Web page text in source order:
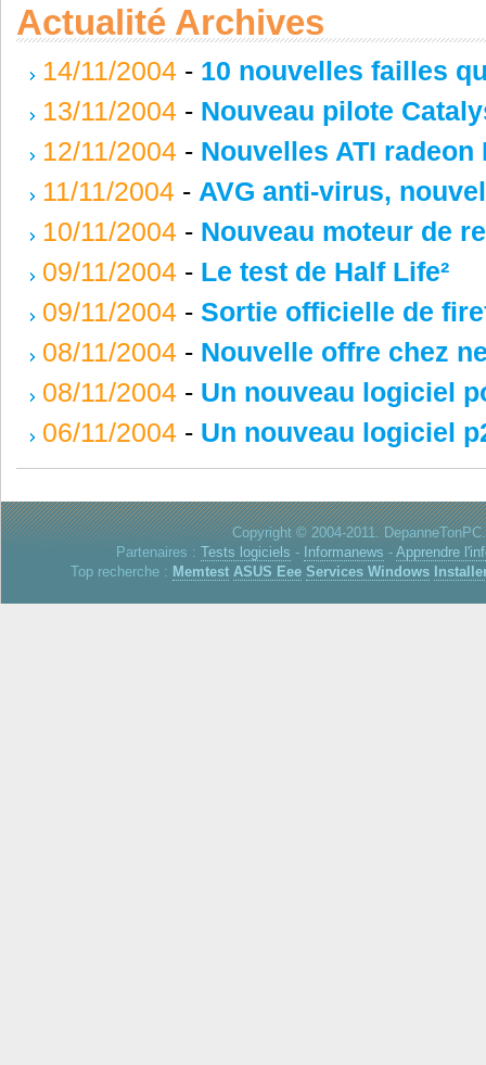
Actualité Archives
14/11/2004- 10 nouvelles failles
13/11/2004- Nouveau pilote
12/11/2004- Nouvelles ATI radeon
11/11/2004- AVG anti-virus,
10/11/2004- Nouveau moteur de
09/11/2004- Le test de Half Life²
09/11/2004- Sortie officielle de
08/11/2004- Nouvelle offre chez
08/11/2004- Un nouveau logiciel
06/11/2004- Un nouveau logiciel
Copyright © 2004-2011.
Partenaires : Tests logiciels - Informanews - Apprendre
Top recherche : Memtest ASUS Eee Services Windows